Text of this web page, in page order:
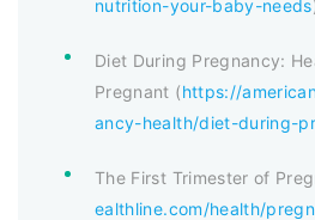
nutrition-your-baby-needs
Diet During Pregnancy:
Pregnant (https://
ancy-health/diet-during-
The First Trimester of
ealthline.com/health/